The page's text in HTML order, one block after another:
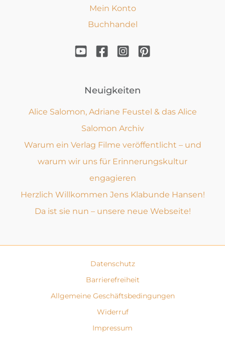
Mein Konto
Buchhandel
Neuigkeiten
Alice Salomon, Adriane Feustel & das Alice
Salomon Archiv
Warum ein Verlag Filme veröffentlicht – und
warum wir uns für Erinnerungskultur
engagieren
Herzlich Willkommen Jens Klabunde Hansen!
Da ist sie nun – unsere neue Webseite!
Datenschutz
Barrierefreiheit
Allgemeine Geschäftsbedingungen
Widerruf
Impressum